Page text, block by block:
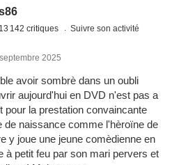
13 142 critiques Suivre son activité
2025
avoir sombrè dans un oubli
aujourd'hui en DVD n'est pas a
pour la prestation convaincante
de naissance comme l'hèroïne de
y joue une jeune comèdienne en
à petit feu par son mari pervers et